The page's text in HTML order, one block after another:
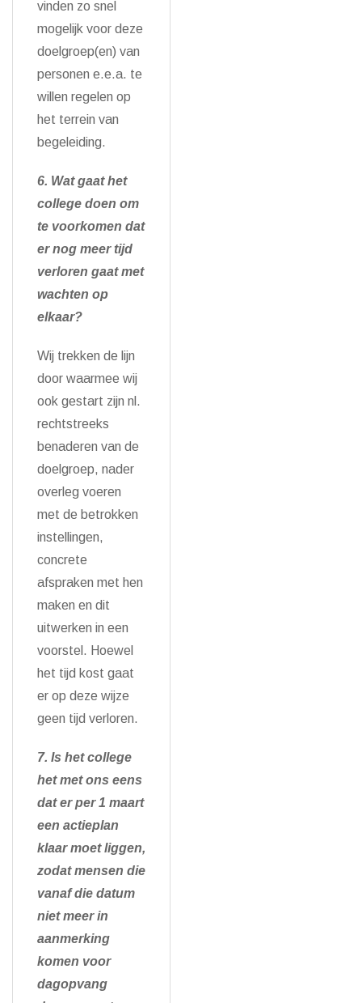
vinden zo snel
mogelijk voor deze
doelgroep(en) van
personen e.e.a. te
willen regelen op
het terrein van
begeleiding.
6. Wat gaat het
college doen om
te voorkomen dat
er nog meer tijd
verloren gaat met
wachten op
elkaar?
Wij trekken de lijn
door waarmee wij
ook gestart zijn nl.
rechtstreeks
benaderen van de
doelgroep, nader
overleg voeren
met de betrokken
instellingen,
concrete
afspraken met hen
maken en dit
uitwerken in een
voorstel. Hoewel
het tijd kost gaat
er op deze wijze
geen tijd verloren.
7. Is het college
het met ons eens
dat er per 1 maart
een actieplan
klaar moet liggen,
zodat mensen die
vanaf die datum
niet meer in
aanmerking
komen voor
dagopvang